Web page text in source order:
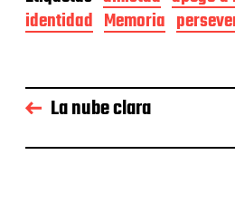
identidad Memoria
La nube clara